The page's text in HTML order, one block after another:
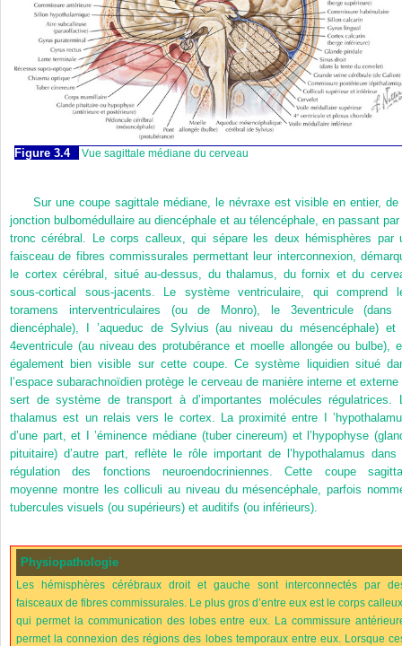
Figure 3.4 Vue sagittale médiane du cerveau
Sur une coupe sagittale médiane, le névraxe est visible en entier, de
jonction bulbomédullaire au diencéphale et au télencéphale, en passant par
tronc cérébral. Le corps calleux, qui sépare les deux hémisphères par
faisceau de fibres commissurales permettant leur interconnexion,
le cortex cérébral, situé au-dessus, du thalamus, du fornix et du
sous-cortical sous-jacents. Le système ventriculaire, qui comprend
toramens interventriculaires (ou de Monro), le 3eventricule (dans
diencéphale), I ’aqueduc de Sylvius (au niveau du mésencéphale) et
4eventricule (au niveau des protubérance et moelle allongée ou bulbe),
également bien visible sur cette coupe. Ce système liquidien situé
l’espace subarachnoïdien protège le cerveau de manière interne et externe
sert de système de transport à d’importantes molécules régulatrices.
thalamus est un relais vers le cortex. La proximité entre I
d’une part, et I ’éminence médiane (tuber cinereum) et l’hypophyse
pituitaire) d’autre part, reflète le rôle important de l’hypothalamus dans
régulation des fonctions neuroendocriniennes. Cette coupe
moyenne montre les colliculi au niveau du mésencéphale, parfois
tubercules visuels (ou supérieurs) et auditifs (ou inférieurs).
Physiopathologie
Les hémisphères cérébraux droit et gauche sont interconnectés par
faisceaux de fibres commissurales. Le plus gros d’entre eux est le corps
qui permet la communication des lobes entre eux. La commissure
permet la connexion des régions des lobes temporaux entre eux. Lorsque